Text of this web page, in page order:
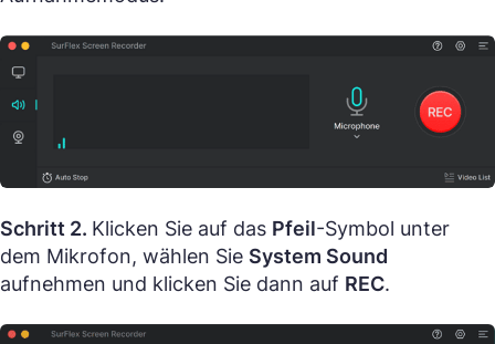
Schritt 2. Klicken Sie auf das Pfeil-Symbol unter
dem Mikrofon, wählen Sie System Sound
aufnehmen und klicken Sie dann auf REC.